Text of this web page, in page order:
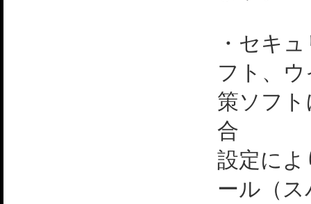
・セキ
フト、
策ソフ
合
設定に
ール（